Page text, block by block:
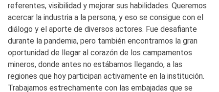
referentes, visibilidad y mejorar sus habilidades. Queremos
acercar la industria a la persona, y eso se consigue con el
diálogo y el aporte de diversos actores. Fue desafiante
durante la pandemia, pero también encontramos la gran
oportunidad de llegar al corazón de los campamentos
mineros, donde antes no estábamos llegando, a las
regiones que hoy participan activamente en la institución.
Trabajamos estrechamente con las embajadas que se